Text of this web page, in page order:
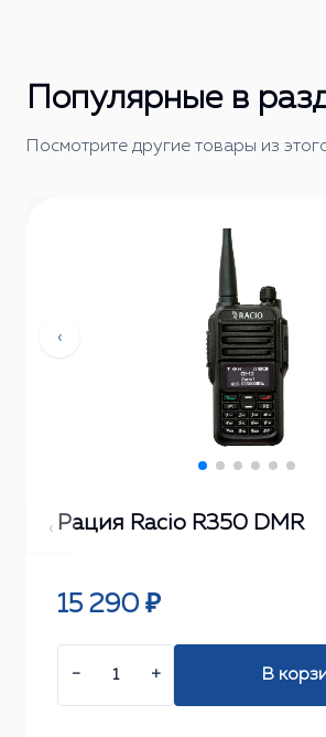
Популярные в
Посмотрите другие товары из
‹
Рация Racio R350 DMR
15 290 ₽
− + В
‹